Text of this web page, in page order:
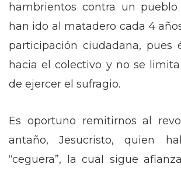
hambrientos contra un pueblo
han ido al matadero cada 4
participación ciudadana, pues
hacia el colectivo y no se
de ejercer el sufragio.
Es oportuno remitirnos al
antaño, Jesucristo, quien
“ceguera”, la cual sigue